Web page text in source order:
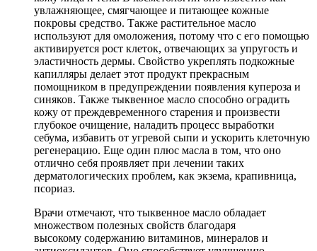
увлажняющее, смягчающее и питающее кожные
покровы средство. Также растительное масло
используют для омоложения, потому что с его помощью
активируется рост клеток, отвечающих за упругость и
эластичность дермы. Свойство укреплять подкожные
капилляры делает этот продукт прекрасным
помощником в предупреждении появления купероза и
синяков. Также тыквенное масло способно оградить
кожу от преждевременного старения и произвести
глубокое очищение, наладить процесс выработки
себума, избавить от угревой сыпи и ускорить клеточную
регенерацию. Еще один плюс масла в том, что оно
отлично себя проявляет при лечении таких
дерматологических проблем, как экзема, крапивница,
псориаз.
Врачи отмечают, что тыквенное масло обладает
множеством полезных свойств благодаря
высокому содержанию витаминов, минералов и